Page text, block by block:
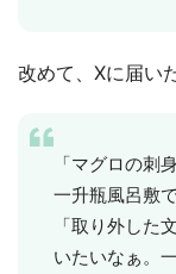
改めて、Xに届い
「マグロの刺
一升瓶風呂敷
「取り外した
いたいなぁ。